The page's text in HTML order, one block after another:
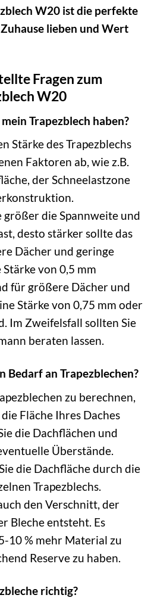
W20 ist die perfekte
lieben und Wert
Fragen zum
W20
Trapezblech haben?
Stärke des Trapezblechs
Faktoren ab, wie z.B.
der Schneelastzone
die Spannweite und
desto stärker sollte das
Dächer und geringe
von 0,5 mm
für größere Dächer und
Stärke von 0,75 mm oder
Im Zweifelsfall sollten Sie
beraten lassen.
Bedarf an Trapezblechen?
zu berechnen,
Fläche Ihres Daches
die Dachflächen und
Überstände.
die Dachfläche durch die
Trapezblechs.
den Verschnitt, der
Bleche entsteht. Es
10 % mehr Material zu
Reserve zu haben.
richtig?